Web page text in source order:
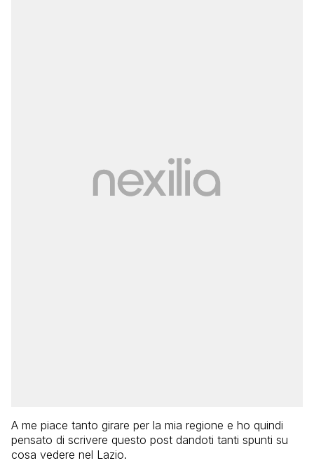
A me piace tanto girare per la mia regione e ho quindi
pensato di scrivere questo post dandoti tanti spunti su
cosa vedere nel Lazio.